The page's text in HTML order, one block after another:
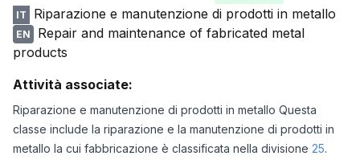
IT Riparazione e manutenzione di prodotti in metallo
EN
Repair and maintenance of fabricated metal
products
Attività associate:
Riparazione e manutenzione di prodotti in metallo Questa
classe include la riparazione e la manutenzione di prodotti in
metallo la cui fabbricazione è classificata nella divisione 25.